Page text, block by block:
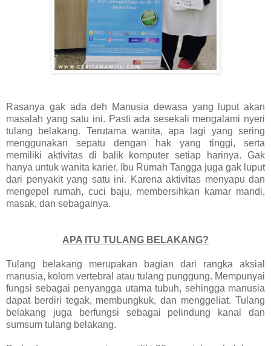
Rasanya gak ada deh Manusia dewasa yang luput akan
masalah yang satu ini. Pasti ada sesekali mengalami nyeri
tulang belakang. Terutama wanita, apa lagi yang sering
menggunakan sepatu dengan hak yang tinggi, serta
memiliki aktivitas di balik komputer setiap harinya. Gak
hanya untuk wanita karier, Ibu Rumah Tangga juga gak luput
dari penyakit yang satu ini. Karena aktivitas menyapu dan
mengepel rumah, cuci baju, membersihkan kamar mandi,
masak, dan sebagainya.
APA ITU TULANG BELAKANG?
Tulang belakang merupakan bagian dari rangka aksial
manusia, kolom vertebral atau tulang punggung. Mempunyai
fungsi sebagai penyangga utama tubuh, sehingga manusia
dapat berdiri tegak, membungkuk, dan menggeliat. Tulang
belakang juga berfungsi sebagai pelindung kanal dan
sumsum tulang belakang.